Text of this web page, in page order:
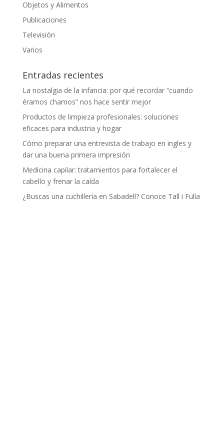
Objetos y Alimentos
Publicaciones
Televisión
Varios
Entradas recientes
La nostalgia de la infancia: por qué recordar “cuando
éramos chamos” nos hace sentir mejor
Productos de limpieza profesionales: soluciones
eficaces para industria y hogar
Cómo preparar una entrevista de trabajo en ingles y
dar una buena primera impresión
Medicina capilar: tratamientos para fortalecer el
cabello y frenar la caída
¿Buscas una cuchillería en Sabadell? Conoce Tall i Fulla